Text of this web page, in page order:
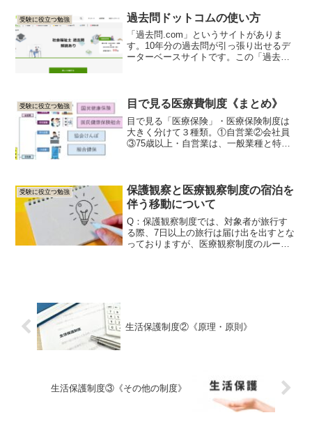
受験に役立つ勉強 過去問ドットコムの使い方
「過去問.com」というサイトがありま
す。10年分の過去問が引っ張り出せるデ
ーターベースサイトです。この「過去
いたいのが、カリス...
受験に役立つ勉強 目で見る医療費制度《まとめ》
目で見る「医療保険」・医療保険制度は
大きく分けて３種類。①自営業②会社員
③75歳以上・自営業は、一般業種と特定
75歳以上は後期高齢者...
受験に役立つ勉強
保護観察と医療観察制度の宿泊を
伴う移動について
Q：保護観察制度では、対象者が旅行す
る際、7日以上の旅行は届け出を出すとな
っておりますが、医療観察制度のルール
生活保護制度②《原理・原則》
生活保護制度③《その他の制度》